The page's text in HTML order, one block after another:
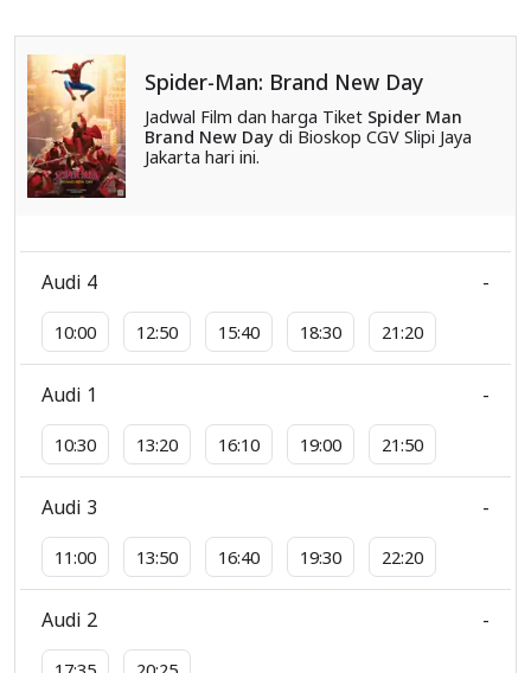
Spider-Man: Brand New Day
Jadwal Film dan harga Tiket Spider Man
Brand New Daydi Bioskop CGV Slipi Jaya
Jakarta hari ini.
Audi 4
10:00 12:50 15:40 18:30 21:20
-
Audi 1
10:30 13:20 16:10 19:00 21:50
-
Audi 3
11:00 13:50 16:40 19:30 22:20
-
Audi 2 -